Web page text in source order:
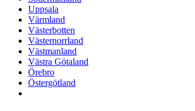
Uppsala
Värmland
Västerbotten
Västernorrland
Västmanland
Västra Götaland
Örebro
Östergötland